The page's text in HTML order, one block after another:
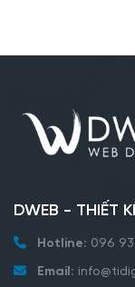
DWEB - THIẾT
Hotline: 096
Email: